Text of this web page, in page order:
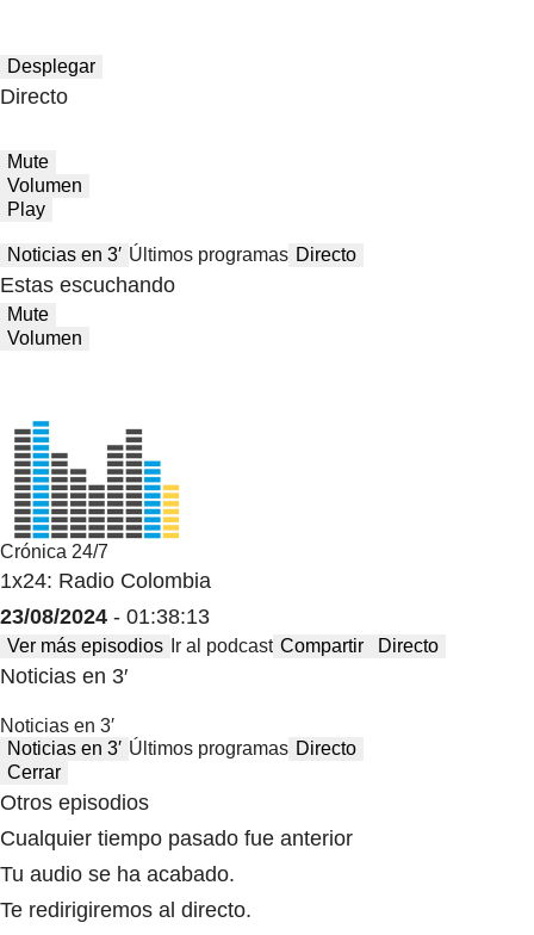
Desplegar
Directo
Mute
Volumen
Play
Noticias en 3′ Últimos programas Directo
Estas escuchando
Mute
Volumen
Crónica 24/7
1x24: Radio Colombia
23/08/2024 - 01:38:13
Ver más episodios Ir al podcast Compartir Directo
Noticias en 3′
Noticias en 3′
Noticias en 3′ Últimos programas Directo
Cerrar
Otros episodios
Cualquier tiempo pasado fue anterior
Tu audio se ha acabado.
Te redirigiremos al directo.